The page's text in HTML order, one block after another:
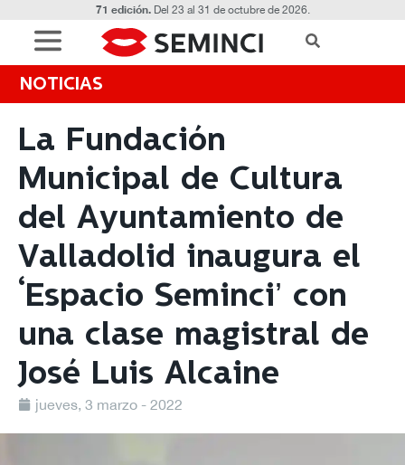
71 edición.Del 23 al 31 de octubre de 2026.
NOTICIAS
La Fundación
Municipal de Cultura
del Ayuntamiento de
Valladolid inaugura el
‘Espacio Seminci’ con
una clase magistral de
José Luis Alcaine
jueves, 3 marzo - 2022